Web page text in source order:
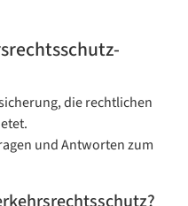
die rechtlichen
und Antworten zum